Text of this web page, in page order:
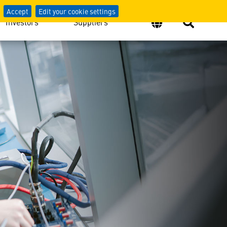
Accept Edit your cookie settings
logiciel d’Aversan
Investors Suppliers